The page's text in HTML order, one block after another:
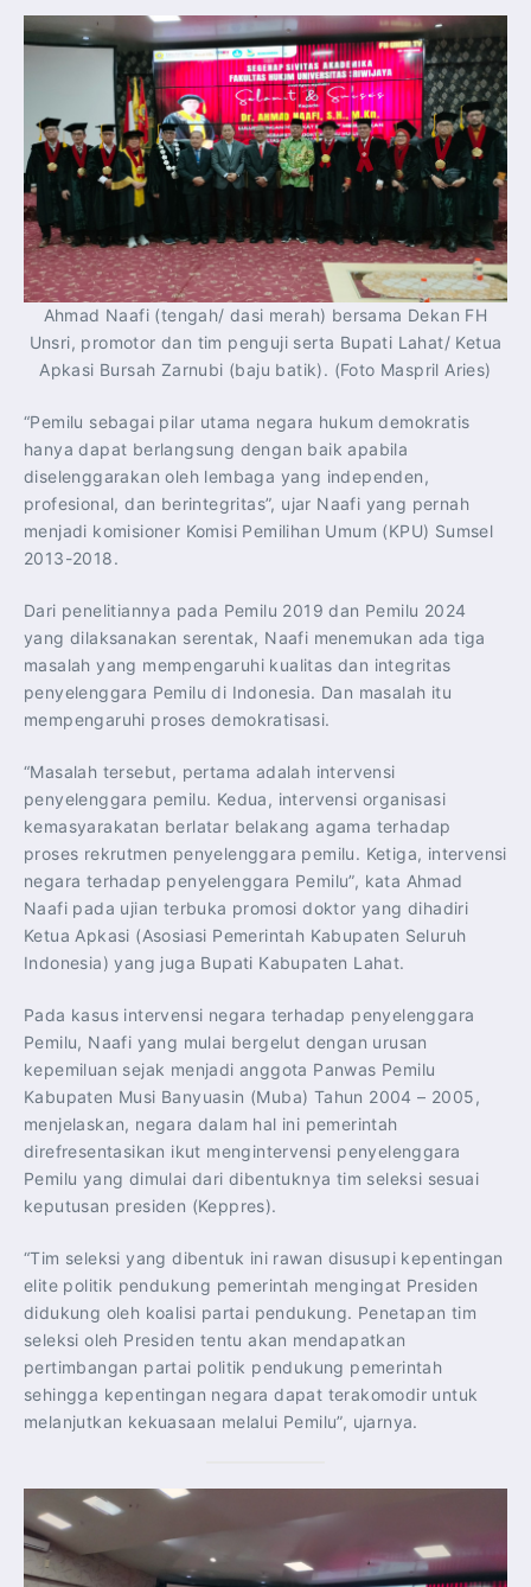
Ahmad Naafi (tengah/ dasi merah) bersama Dekan FH
Unsri, promotor dan tim penguji serta Bupati Lahat/ Ketua
Apkasi Bursah Zarnubi (baju batik). (Foto Maspril Aries)
“Pemilu sebagai pilar utama negara hukum demokratis
hanya dapat berlangsung dengan baik apabila
diselenggarakan oleh lembaga yang independen,
profesional, dan berintegritas”, ujar Naafi yang pernah
menjadi komisioner Komisi Pemilihan Umum (KPU) Sumsel
2013-2018.
Dari penelitiannya pada Pemilu 2019 dan Pemilu 2024
yang dilaksanakan serentak, Naafi menemukan ada tiga
masalah yang mempengaruhi kualitas dan integritas
penyelenggara Pemilu di Indonesia. Dan masalah itu
mempengaruhi proses demokratisasi.
“Masalah tersebut, pertama adalah intervensi
penyelenggara pemilu. Kedua, intervensi organisasi
kemasyarakatan berlatar belakang agama terhadap
proses rekrutmen penyelenggara pemilu. Ketiga, intervensi
negara terhadap penyelenggara Pemilu”, kata Ahmad
Naafi pada ujian terbuka promosi doktor yang dihadiri
Ketua Apkasi (Asosiasi Pemerintah Kabupaten Seluruh
Indonesia) yang juga Bupati Kabupaten Lahat.
Pada kasus intervensi negara terhadap penyelenggara
Pemilu, Naafi yang mulai bergelut dengan urusan
kepemiluan sejak menjadi anggota Panwas Pemilu
Kabupaten Musi Banyuasin (Muba) Tahun 2004 – 2005,
menjelaskan, negara dalam hal ini pemerintah
direfresentasikan ikut mengintervensi penyelenggara
Pemilu yang dimulai dari dibentuknya tim seleksi sesuai
keputusan presiden (Keppres).
“Tim seleksi yang dibentuk ini rawan disusupi kepentingan
elite politik pendukung pemerintah mengingat Presiden
didukung oleh koalisi partai pendukung. Penetapan tim
seleksi oleh Presiden tentu akan mendapatkan
pertimbangan partai politik pendukung pemerintah
sehingga kepentingan negara dapat terakomodir untuk
melanjutkan kekuasaan melalui Pemilu”, ujarnya.